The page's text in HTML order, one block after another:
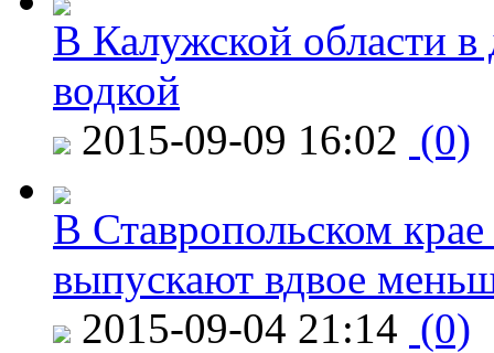
В Калужской области в
водкой
2015-09-09 16:02 (0)
В Ставропольском
выпускают вдвое
2015-09-04 21:14 (0)